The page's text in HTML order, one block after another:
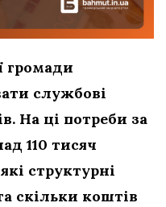
громади
службові
На ці потреби за
110 тисяч
структурні
скільки коштів